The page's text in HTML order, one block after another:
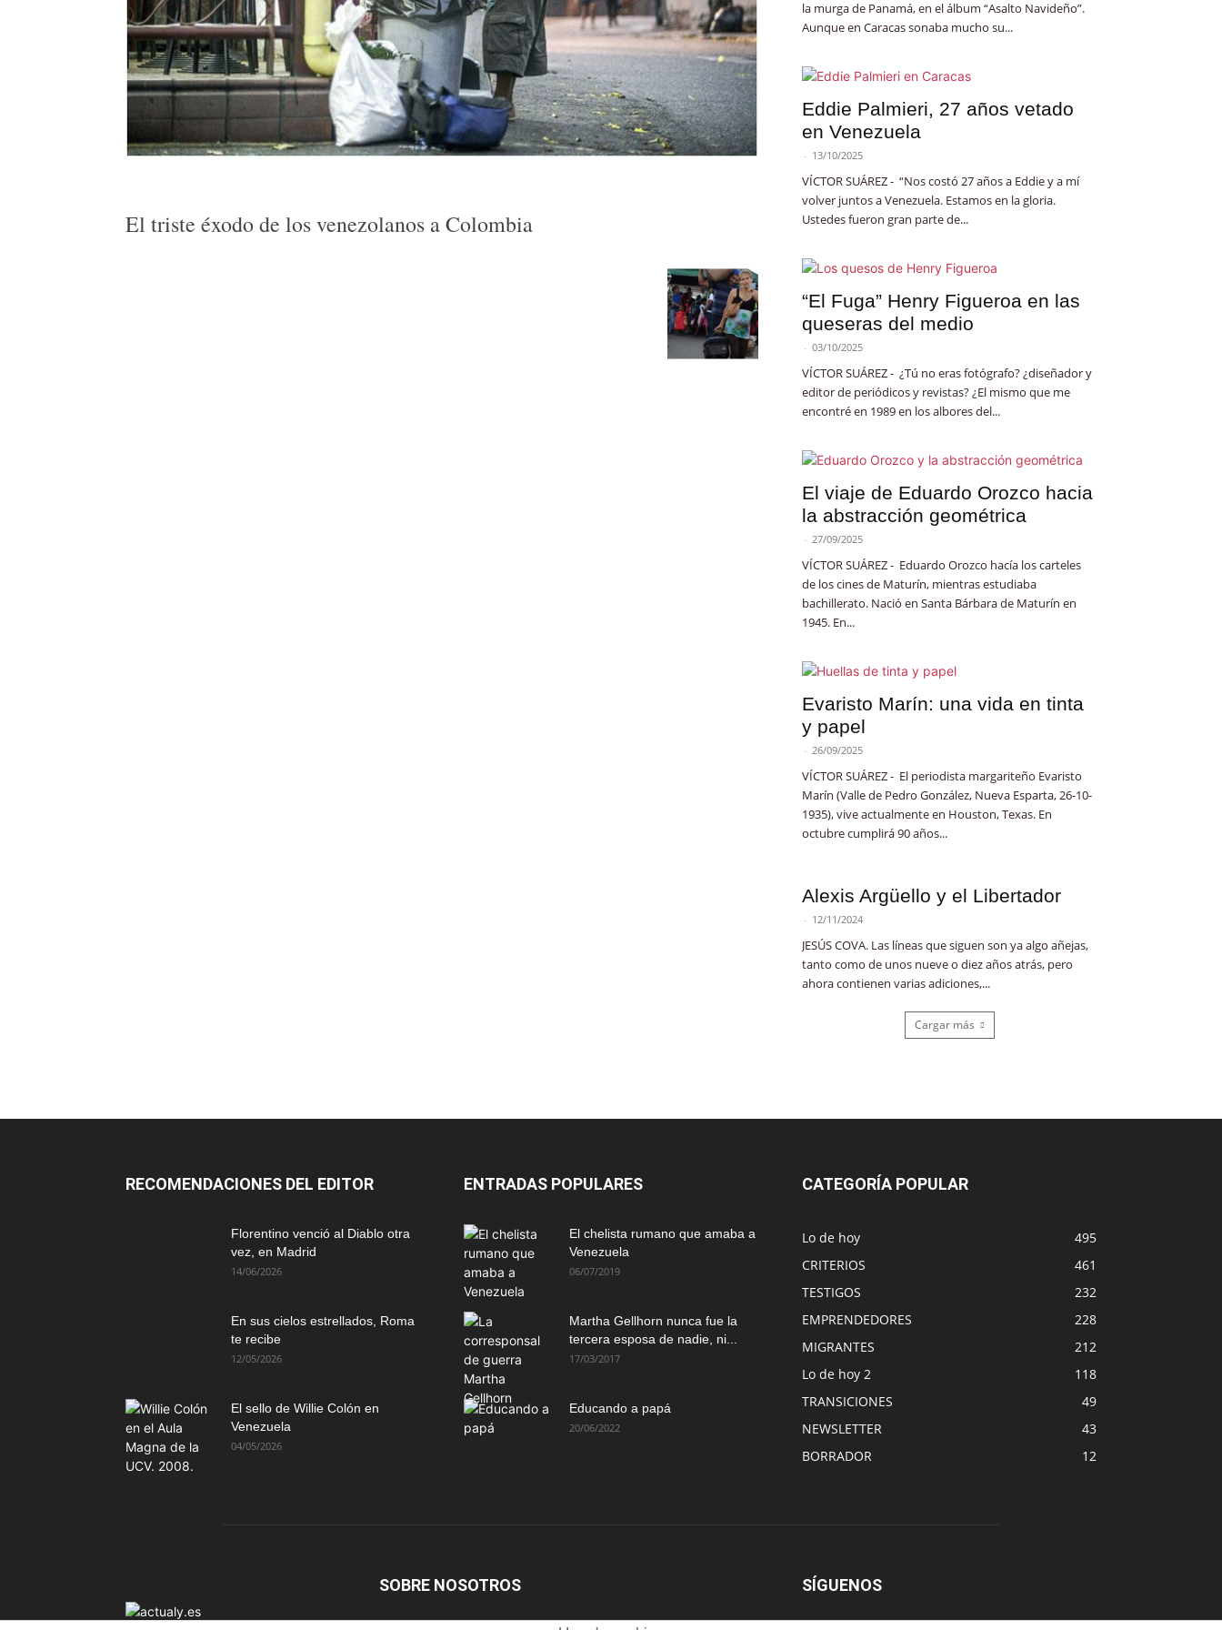
El triste éxodo de los venezolanos a Colombia
la murga de Panamá, en el álbum “Asalto Navideño”.
Aunque en Caracas sonaba mucho su...
Eddie Palmieri, 27 años vetado
en Venezuela
- 13/10/2025
VÍCTOR SUÁREZ - “Nos costó 27 años a Eddie y a mí
volver juntos a Venezuela. Estamos en la gloria.
Ustedes fueron gran parte de...
“El Fuga” Henry Figueroa en las
queseras del medio
- 03/10/2025
VÍCTOR SUÁREZ - ¿Tú no eras fotógrafo? ¿diseñador y
editor de periódicos y revistas? ¿El mismo que me
encontré en 1989 en los albores del...
El viaje de Eduardo Orozco hacia
la abstracción geométrica
- 27/09/2025
VÍCTOR SUÁREZ - Eduardo Orozco hacía los carteles
de los cines de Maturín, mientras estudiaba
bachillerato. Nació en Santa Bárbara de Maturín en
1945. En...
Evaristo Marín: una vida en tinta
y papel
- 26/09/2025
VÍCTOR SUÁREZ - El periodista margariteño Evaristo
Marín (Valle de Pedro González, Nueva Esparta, 26-10-
1935), vive actualmente en Houston, Texas. En
octubre cumplirá 90 años...
Alexis Argüello y el Libertador
- 12/11/2024
JESÚS COVA. Las líneas que siguen son ya algo añejas,
tanto como de unos nueve o diez años atrás, pero
ahora contienen varias adiciones,...
Cargar más
RECOMENDACIONES DEL EDITOR
Florentino venció al Diablo otra
vez, en Madrid
14/06/2026
En sus cielos estrellados, Roma
te recibe
12/05/2026
El sello de Willie Colón en
Venezuela
04/05/2026
ENTRADAS POPULARES
El chelista rumano que amaba a
Venezuela
06/07/2019
Martha Gellhorn nunca fue la
tercera esposa de nadie, ni...
17/03/2017
Educando a papá
20/06/2022
CATEGORÍA POPULAR
Lo de hoy
495
CRITERIOS
461
TESTIGOS
232
EMPRENDEDORES
228
MIGRANTES
212
Lo de hoy 2
118
TRANSICIONES
49
NEWSLETTER
43
BORRADOR
12
SOBRE NOSOTROS SÍGUENOS